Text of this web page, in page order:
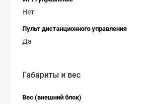
Нет
Пульт дистанционного управления
Да
Габариты и вес
Вес (внешний блок)